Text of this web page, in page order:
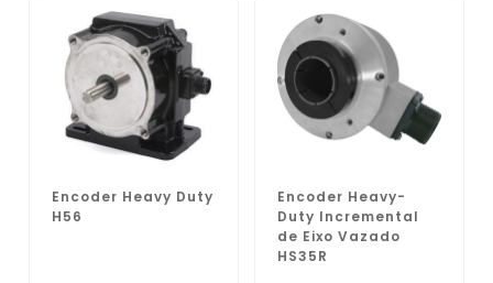
Encoder Heavy Duty
H56
Encoder Heavy-
Duty Incremental
de Eixo Vazado
HS35R